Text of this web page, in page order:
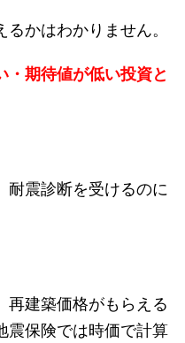
かはわかりません。
・期待値が低い投資と
耐震診断を受けるのに
再建築価格がもらえる
震保険では時価で計算